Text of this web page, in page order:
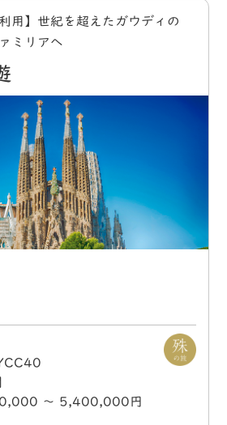
用】世紀を超えたガウディの
ミリアへ
〜 5,400,000円